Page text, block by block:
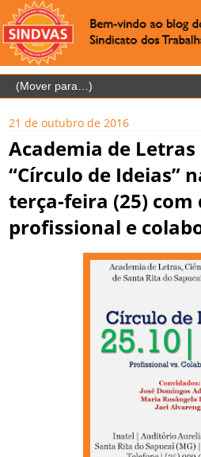
21 de outubro de 2016
Academia de Letras
“Círculo de Ideias”
terça-feira (25) com
profissional e